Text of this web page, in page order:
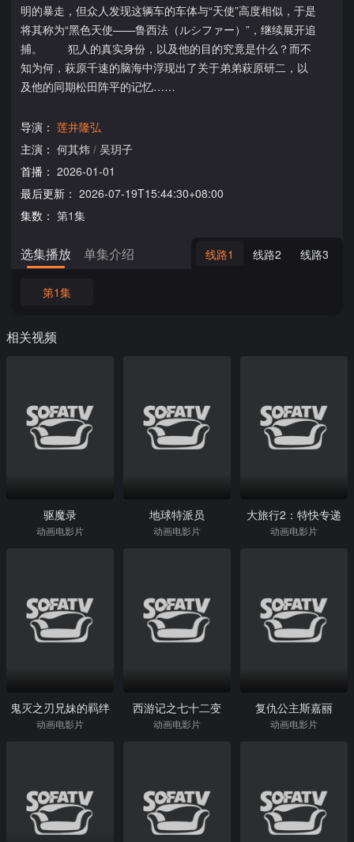
明的暴走，但众人发现这辆车的车体与“天使”高度相似，于是
将其称为“黑色天使——鲁西法（ルシファー）”，继续展开追
捕。 犯人的真实身份，以及他的目的究竟是什么？而不
知为何，萩原千速的脑海中浮现出了关于弟弟萩原研二，以
及他的同期松田阵平的记忆……
导演： 莲井隆弘
主演： 何其炜 / 吴玥子
首播： 2026-01-01
最后更新： 2026-07-19T15:44:30+08:00
集数： 第1集
选集播放 单集介绍 线路1 线路2 线路3
第1集
相关视频
驱魔录
动画电影片
地球特派员
动画电影片
大旅行2：特快专递
动画电影片
鬼灭之刃兄妹的羁绊
动画电影片
西游记之七十二变
动画电影片
复仇公主斯嘉丽
动画电影片